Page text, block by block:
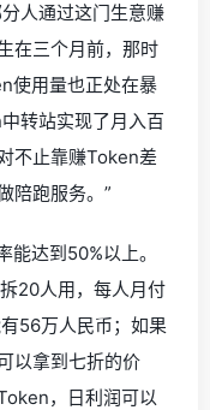
人通过这门生意赚
在三个月前，那时
使用量也正处在暴
转站实现了月入百
不止靠赚Token差
陪跑服务。”
达到50%以上。
20人用，每人月付
56万人民币；如果
以拿到七折的价
，日利润可以